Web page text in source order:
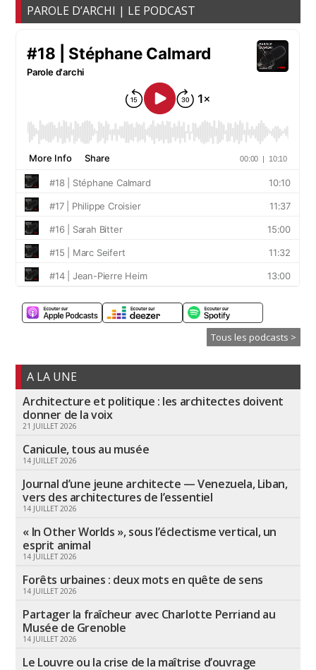
PAROLE D’ARCHI | LE PODCAST
Tous les podcasts >
A LA UNE
Architecture et politique : les architectes doivent
donner de la voix
21 JUILLET 2026
Canicule, tous au musée
14 JUILLET 2026
Journal d’une jeune architecte — Venezuela, Liban,
vers des architectures de l’essentiel
14 JUILLET 2026
« In Other Worlds », sous l’éclectisme vertical, un
esprit animal
14 JUILLET 2026
Forêts urbaines : deux mots en quête de sens
14 JUILLET 2026
Partager la fraîcheur avec Charlotte Perriand au
Musée de Grenoble
14 JUILLET 2026
Le Louvre ou la crise de la maîtrise d’ouvrage